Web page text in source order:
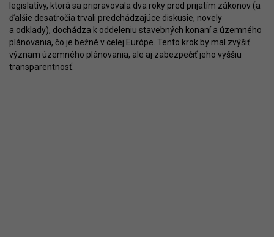
legislatívy, ktorá sa pripravovala dva roky pred prijatím zákonov (a
ďalšie desaťročia trvali predchádzajúce diskusie, novely
a odklady), dochádza k oddeleniu stavebných konaní a územného
plánovania, čo je bežné v celej Európe. Tento krok by mal zvýšiť
význam územného plánovania, ale aj zabezpečiť jeho vyššiu
transparentnosť.